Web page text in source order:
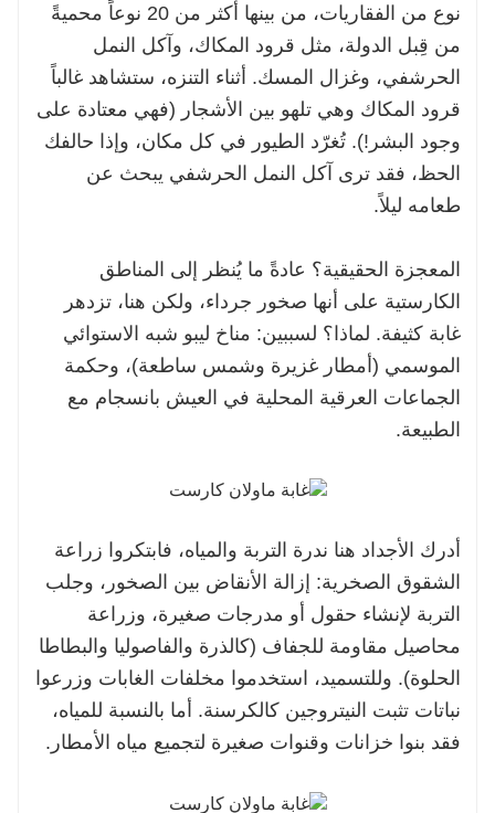
نوع من الفقاريات، من بينها أكثر من 20 نوعاً محميةً
من قِبل الدولة، مثل قرود المكاك، وآكل النمل
الحرشفي، وغزال المسك. أثناء التنزه، ستشاهد غالباً
قرود المكاك وهي تلهو بين الأشجار (فهي معتادة على
وجود البشر!). تُغرّد الطيور في كل مكان، وإذا حالفك
الحظ، فقد ترى آكل النمل الحرشفي يبحث عن
طعامه ليلاً.
المعجزة الحقيقية؟ عادةً ما يُنظر إلى المناطق
الكارستية على أنها صخور جرداء، ولكن هنا، تزدهر
غابة كثيفة. لماذا؟ لسببين: مناخ ليبو شبه الاستوائي
الموسمي (أمطار غزيرة وشمس ساطعة)، وحكمة
الجماعات العرقية المحلية في العيش بانسجام مع
الطبيعة.
أدرك الأجداد هنا ندرة التربة والمياه، فابتكروا زراعة
الشقوق الصخرية: إزالة الأنقاض بين الصخور، وجلب
التربة لإنشاء حقول أو مدرجات صغيرة، وزراعة
محاصيل مقاومة للجفاف (كالذرة والفاصوليا والبطاطا
الحلوة). وللتسميد، استخدموا مخلفات الغابات وزرعوا
نباتات تثبت النيتروجين كالكرسنة. أما بالنسبة للمياه،
فقد بنوا خزانات وقنوات صغيرة لتجميع مياه الأمطار.